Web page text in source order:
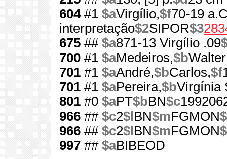
604#1 $aVirgílio,$f70-19
interpretação$2SIPOR$3
675 ## $a871-13 Virgílio .09
700 #1 $aMedeiros,$b
701 #1 $aAndré,$bCarlos,$f
701 #1 $aPereira,$bVirgínia
801 #0 $aPT$bBN$c
966 ## $c2$l BN$mFGMON
966 ## $c2$l BN$mFGMON
997 ## $aBIBEOD